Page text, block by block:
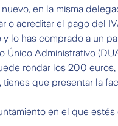
en la misma
acreditar el pago del
y lo has comprado a un
Administrativo
rondar los 200 euros,
que presentar la
en el que